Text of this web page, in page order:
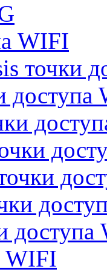
WIFI
точки
доступа
доступа
WIFI